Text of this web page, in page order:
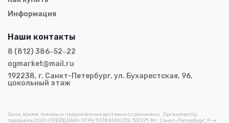
Информация
Зона, время, товары и предложения доставки ограничены. Организатор,
продавец ООО «ТРЕЙДЛАБ» ОГРН 1177847410212, 192071, Мг. Санкт-Петербург, Р-н.
Наши контакты
8 (812) 386‒52‒22
ogmarket@mail.ru
192238, г. Санкт-Петербург, ул. Бухарестская, 96,
цокольный этаж